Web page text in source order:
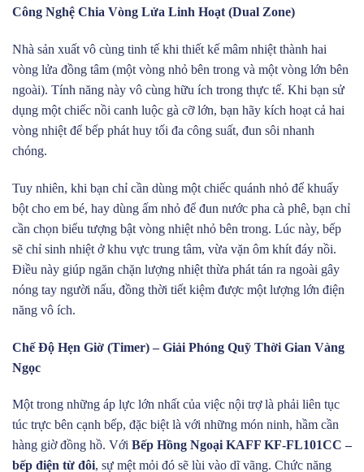
Công Nghệ Chia Vòng Lửa Linh Hoạt (Dual Zone)
Nhà sản xuất vô cùng tinh tế khi thiết kế mâm nhiệt thành hai
vòng lửa đồng tâm (một vòng nhỏ bên trong và một vòng lớn bên
ngoài). Tính năng này vô cùng hữu ích trong thực tế. Khi bạn sử
dụng một chiếc nồi canh luộc gà cỡ lớn, bạn hãy kích hoạt cả hai
vòng nhiệt để bếp phát huy tối đa công suất, đun sôi nhanh
chóng.
Tuy nhiên, khi bạn chỉ cần dùng một chiếc quánh nhỏ để khuấy
bột cho em bé, hay dùng ấm nhỏ để đun nước pha cà phê, bạn chỉ
cần chọn biểu tượng bật vòng nhiệt nhỏ bên trong. Lúc này, bếp
sẽ chỉ sinh nhiệt ở khu vực trung tâm, vừa vặn ôm khít đáy nồi.
Điều này giúp ngăn chặn lượng nhiệt thừa phát tán ra ngoài gây
nóng tay người nấu, đồng thời tiết kiệm được một lượng lớn điện
năng vô ích.
Chế Độ Hẹn Giờ (Timer) – Giải Phóng Quỹ Thời Gian Vàng
Ngọc
Một trong những áp lực lớn nhất của việc nội trợ là phải liên tục
túc trực bên cạnh bếp, đặc biệt là với những món ninh, hầm cần
hàng giờ đồng hồ. Với Bếp Hồng Ngoại KAFF KF-FL101CC –
bếp điện từ đôi, sự mệt mỏi đó sẽ lùi vào dĩ vãng. Chức năng